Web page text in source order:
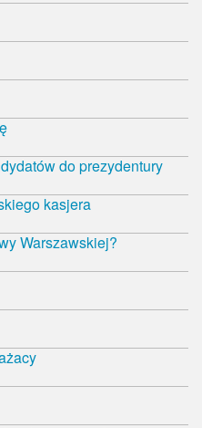
do prezydentury
kasjera
Warszawskiej?